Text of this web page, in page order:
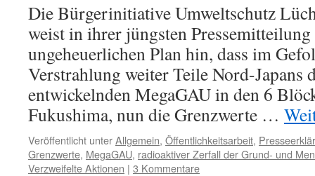
Die Bürgerinitiative Umweltschutz
weist in ihrer jüngsten
ungeheuerlichen Plan hin, dass im
Verstrahlung weiter Teile Nord-Japans
entwickelnden MegaGAU in den 6
Fukushima, nun die Grenzwerte …
Veröffentlicht unterAllgemein, Öffentlichkeitsarbeit,
Grenzwerte, MegaGAU, radioaktiver Zerfall der Grund- und
Verzweifelte Aktionen | 3 Kommentare